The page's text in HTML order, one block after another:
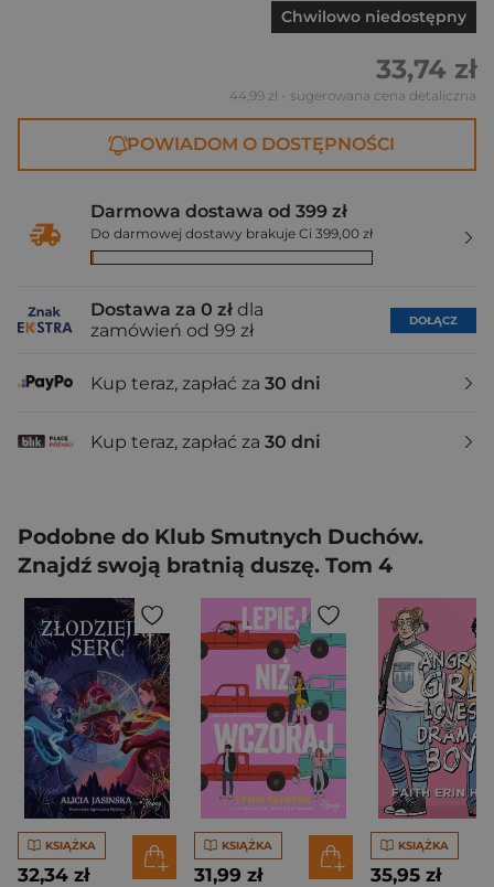
Chwilowo niedostępny
33,74 zł
44,99 zł - sugerowana cena detaliczna
POWIADOM O DOSTĘPNOŚCI
Darmowa dostawa od 399 zł
Do darmowej dostawy brakuje Ci 399,00 zł
Dostawa za 0 zł dla
zamówień od 99 zł
DOŁĄCZ
Kup teraz, zapłać za 30 dni
Kup teraz, zapłać za 30 dni
Podobne do Klub Smutnych Duchów.
Znajdź swoją bratnią duszę. Tom 4
KSIĄŻKA
32,34 zł
KSIĄŻKA
31,99 zł
KSIĄŻKA
35,95 zł